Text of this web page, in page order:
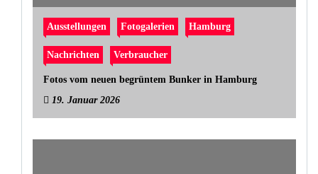
Ausstellungen Fotogalerien Hamburg
Nachrichten Verbraucher
Fotos vom neuen begrüntem Bunker in Hamburg
19. Januar 2026